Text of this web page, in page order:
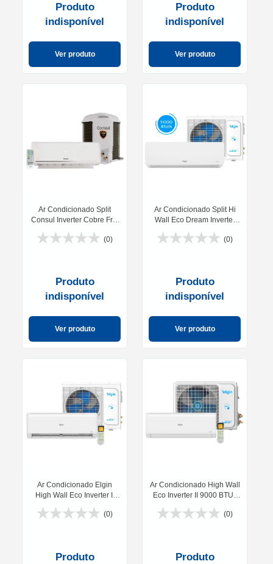
Produto
indisponível
Ver produto
Produto
indisponível
Ver produto
Ar Condicionado Split
Consul Inverter Cobre Frio
9000 BTUs -
CBK09D/CBL09D(0)
Produto
indisponível
Ver produto
Ar Condicionado Split Hi
Wall Eco Dream Inverter
12000 BTUs Wifi 220V
Elgin
(0)
Produto
indisponível
Ver produto
Ar Condicionado Elgin
High Wall Eco Inverter II
(0)
Produto
Ar Condicionado High Wall
Eco Inverter II 9000 BTUs
HJFC09C2WBCC(0)
Produto